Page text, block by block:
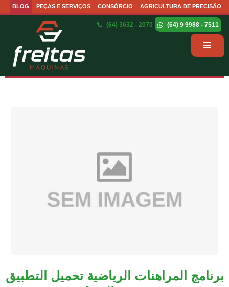
BLOG PEÇAS E SERVIÇOS CONSÓRCIO AGRICULTURA DE PRECISÃO
(64) 3632 - 2070 (64) 9 9988 - 7511
برنامج المراهنات الرياضية تحميل التطبيق